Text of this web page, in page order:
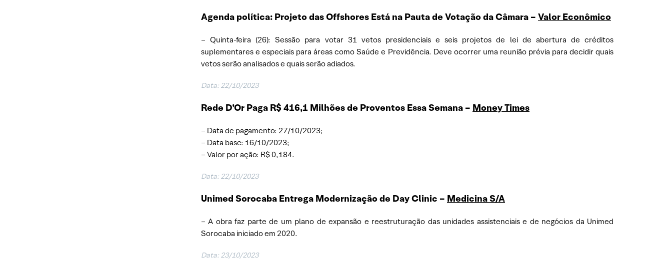
Agenda política: Projeto das Offshores Está na Pauta de Votação da Câmara – Valor Econômico
– Quinta-feira (26): Sessão para votar 31 vetos presidenciais e seis projetos de lei de abertura de créditos
suplementares e especiais para áreas como Saúde e Previdência. Deve ocorrer uma reunião prévia para decidir quais
vetos serão analisados e quais serão adiados.
Data: 22/10/2023
Rede D’Or Paga R$ 416,1 Milhões de Proventos Essa Semana – Money Times
– Data de pagamento: 27/10/2023;
– Data base: 16/10/2023;
– Valor por ação: R$ 0,184.
Data: 22/10/2023
Unimed Sorocaba Entrega Modernização de Day Clinic – Medicina S/A
– A obra faz parte de um plano de expansão e reestruturação das unidades assistenciais e de negócios da Unimed
Sorocaba iniciado em 2020.
Data: 23/10/2023